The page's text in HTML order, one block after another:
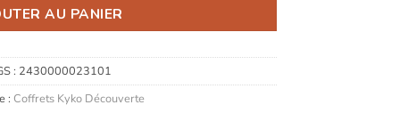
AU PANIER
: 2430000023101
: Coffrets Kyko Découverte